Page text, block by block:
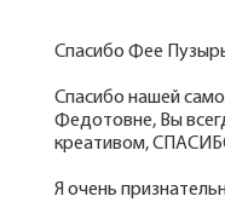
Спасибо Фее
Спасибо нашей
Федотовне, Вы
креативом,
Я очень